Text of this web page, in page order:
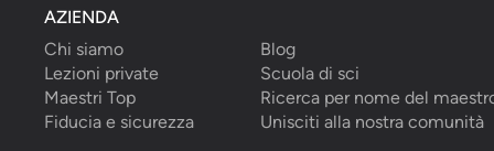
AZIENDA
Chi siamo
Blog
Lezioni private
Scuola di sci
Maestri Top
Ricerca per nome del
Fiducia e sicurezza
Unisciti alla nostra comunità